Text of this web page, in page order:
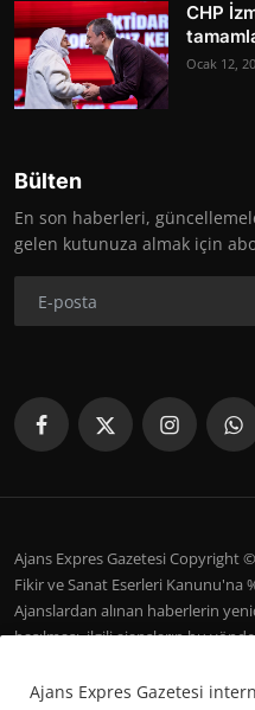
CHP
Ocak 12,
Bülten
En son haberleri,
gelen kutunuza almak için
Ajans Expres Gazetesi Copyright ©
Fikir ve Sanat Eserleri Kanunu'na
Ajanslardan alınan haberlerin
basılması, ilgili ajansların bu
Ajans Expres Gazetesi